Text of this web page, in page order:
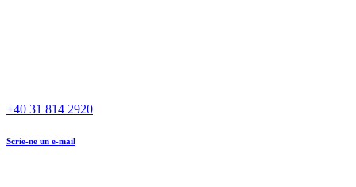
+40 31 814 2920
Scrie-ne un e-mail